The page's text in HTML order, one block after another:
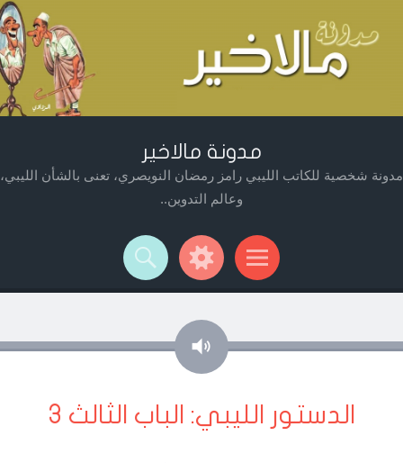
مدونة مالاخير
مدونة شخصية للكاتب الليبي رامز رمضان النويصري، تعنى بالشأن الليبي،
وعالم التدوين..
Menu
Widgets
Search
صوت
الدستور الليبي: الباب الثالث 3